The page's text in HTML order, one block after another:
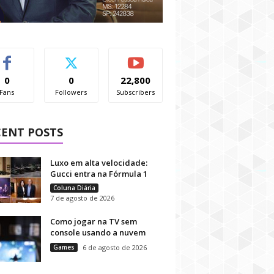
0
Fans
0
Followers
22,800
Subscribers
POSTS
Luxo em alta velocidade:
Gucci entra na Fórmula 1
Coluna Diária
7 de agosto de 2026
Como jogar na TV sem
console usando a nuvem
Games 6 de agosto de 2026